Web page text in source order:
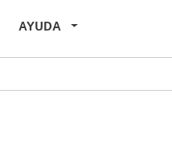
AYUDA